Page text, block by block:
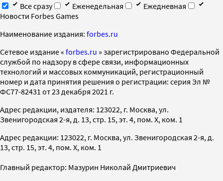
Все сразу
Еженедельная
Ежедневная
Новости Forbes Games
Наименование издания: forbes.ru
Cетевое издание « forbes.ru » зарегистрировано Федеральной
службой по надзору в сфере связи, информационных
технологий и массовых коммуникаций, регистрационный
номер и дата принятия решения о регистрации: серия Эл №
ФС77-82431 от 23 декабря 2021 г.
Адрес редакции, издателя: 123022, г. Москва, ул.
Звенигородская 2-я, д. 13, стр. 15, эт. 4, пом. X, ком. 1
Адрес редакции: 123022, г. Москва, ул. Звенигородская 2-я, д.
13, стр. 15, эт. 4, пом. X, ком. 1
Главный редактор: Мазурин Николай Дмитриевич